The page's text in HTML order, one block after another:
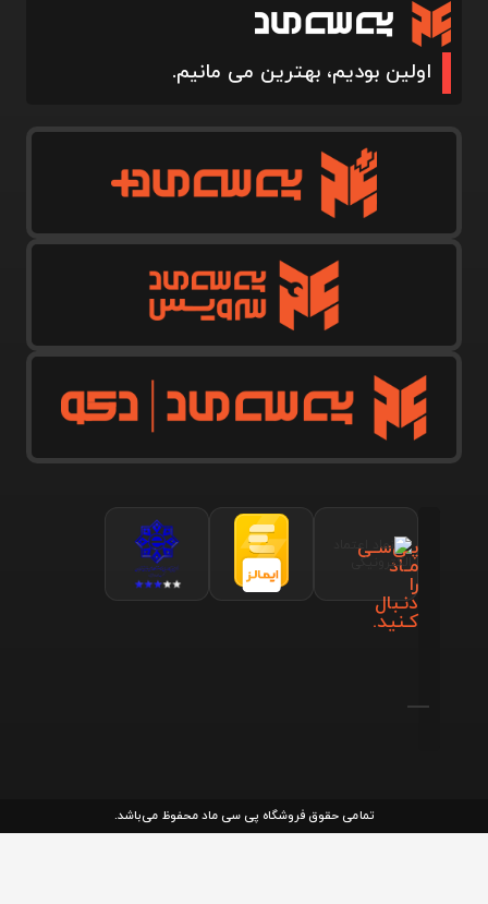
اولین بودیم، بهترین می مانیم.
پـی‌سـی
مـاد
را
دنـبال
کـنید.
تمامی حقوق فروشگاه پی سی ماد محفوظ می‌باشد.